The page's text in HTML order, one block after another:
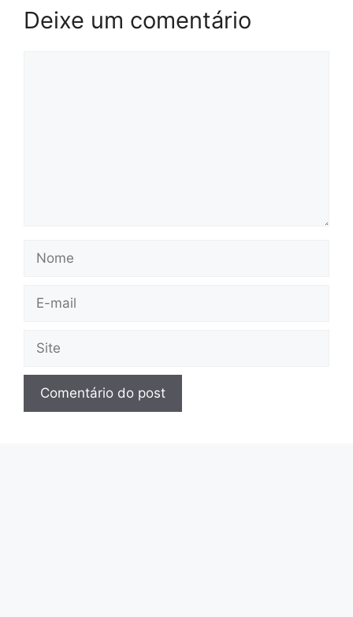
Deixe um comentário
Nome
Site